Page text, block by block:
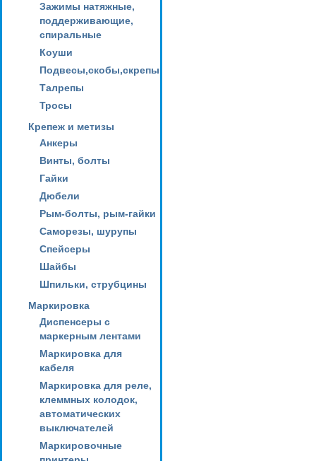
Зажимы натяжные,
поддерживающие,
спиральные
Коуши
Подвесы,скобы,скрепы
Талрепы
Тросы
Крепеж и метизы
Анкеры
Винты, болты
Гайки
Дюбели
Рым-болты, рым-гайки
Саморезы, шурупы
Спейсеры
Шайбы
Шпильки, струбцины
Маркировка
Диспенсеры с
маркерным лентами
Маркировка для
кабеля
Маркировка для реле,
клеммных колодок,
автоматических
выключателей
Маркировочные